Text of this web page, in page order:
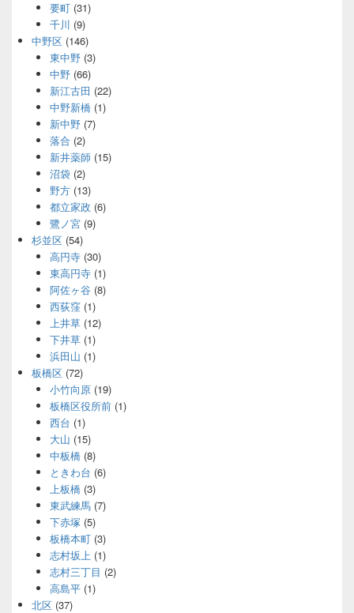
要町(31)
千川 (9)
中野区 (146)
東中野(3)
中野(66)
新江古田 (22)
中野新橋(1)
新中野(7)
落合(2)
新井薬師(15)
沼袋(2)
野方(13)
都立家政 (6)
鷺ノ宮(9)
杉並区 (54)
高円寺(30)
東高円寺(1)
阿佐ヶ谷(8)
西荻窪(1)
上井草(12)
下井草(1)
浜田山 (1)
板橋区 (72)
小竹向原(19)
板橋区役所前(1)
西台 (1)
大山 (15)
中板橋(8)
ときわ台 (6)
上板橋(3)
東武練馬(7)
下赤塚(5)
板橋本町(3)
志村坂上(1)
志村三丁目 (2)
高島平(1)
北区 (37)